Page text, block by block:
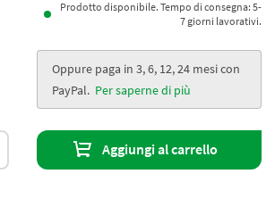
Prodotto disponibile. Tempo di consegna: 5-
7 giorni lavorativi.
Oppure paga in 3, 6, 12, 24 mesi con
PayPal. Per saperne di più
Aggiungi al carrello